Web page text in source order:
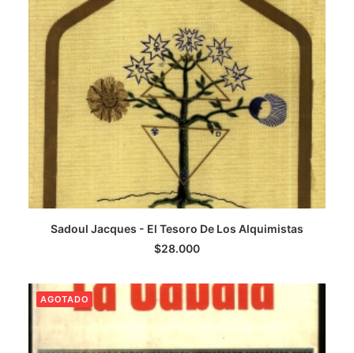
GLOSARIO
CONTACTO
LOGIN / REGISTER
LEER MÁS
Sadoul Jacques - El Tesoro De Los Alquimistas
$28.000
AGOTADO